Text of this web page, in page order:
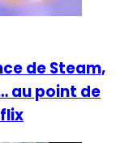
de Steam,
au point de